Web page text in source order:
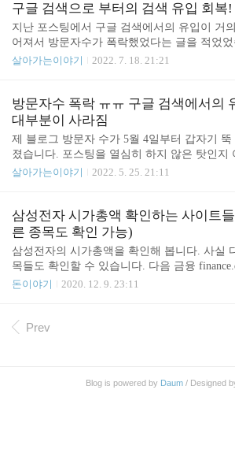
데 저도 개인 도메인으로 운영하고 있는데 왜
오는 걸까요? 다른 글을 열어 보다 보니 광고가
는 글도 있긴 하네요. 하지만 tistory.com 도메인
스에서 tistory.com 도메인에 대해서 차단한 것
거 같습니다. 티스토리 공지가 올라오긴 했는
원인이 파악되지는 않았나 봅니다. 원인은 구
려주지 않으면 알 수가 없겠네요. 아마..
구글 검색으로 부터의 검색 유입 회복!
지난 포스팅에서 구글 검색에서의 유입이 거
어져서 방문자수가 폭락했었다는 글을 적었었
다. 방문자수 폭락 ㅠㅠ 구글 검색에서의 유입
탓인지 어떤지 잘 모르겠습니다. 방문 통계를
구글 검색을 통한 유입이 줄어듦 조금 더 자세
unho85.pe.kr 그런데 다행스럽게도 구글 검색
다시 회복하기 시작했습니다. 사실 지난번에도
고 이번에도 그렇고 원인은 밝혀내지 못했습니
무튼 방문자 수가 회복되니 기분은 좋습니다.
섰습니다. 구글 유입이 하락하기 시작한 것이
였으니 회복되는데 2달 반 정도의 시간이 걸렸
..
살아가는이야기 2022. 7. 18. 21:21
방문자수 폭락 ㅠㅠ 구글 검색에서의
대부분이 사라짐
제 블로그 방문자 수가 5월 4일부터 갑자기 뚝
졌습니다. 포스팅을 열심히 하지 않은 탓인지
잘 모르겠습니다. 방문 통계를 보니 구글 검색
방문 통계정보를 확인해 보면 유입 경로별 통
인해 볼 수 있는데요. 방문자가 줄어들기 전인
일 방문 통계를 보면 구글 검색에서 많이 들어
을 볼 수 있습니다. 방문자가 줄어든 날 중 하
월 17일을 찍어서 보면 다른 유입에는 큰 변화
는데 구글 검색으로부터의 유입이 22로 줄어든
데 구글 검색을 통한 유입이 거의 98% 정도 급
고 볼 수 있겠네요. Google Sea..
살아가는이야기 2022. 5. 25. 21:11
삼성전자 시가총액 확인하는 사이트
른 종목도 확인 가능)
삼성전자의 시가총액을 확인해 봅니다. 사실
목들도 확인할 수 있습니다. 다음 금융
net/domestic/market_cap?view=pc 시가총액별 |
억 원입니다. 네이버 금융 finance.naver.com/sise/
어디에서 데이터를 가져오는 걸까요? 구글에
돈이야기 2020. 12. 9. 23:11
Prev
Blog is powered by Daum/ Designed